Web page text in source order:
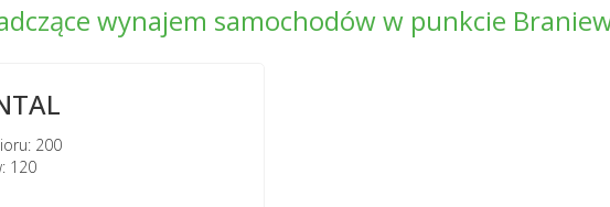
wynajem samochodów w punkcie
200
120